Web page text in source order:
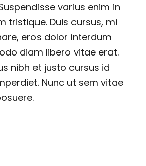
varius enim in
tristique. Duis cursus, mi
eros dolor interdum
diam libero vitae erat.
nibh et justo cursus id
Nunc ut sem vitae